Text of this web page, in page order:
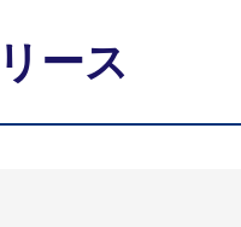
ース